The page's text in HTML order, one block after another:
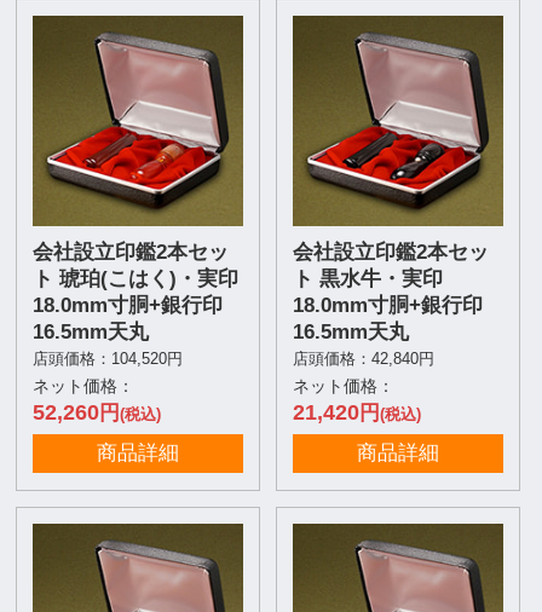
会社設立印鑑2本セッ
ト 琥珀(こはく)・実印
18.0mm寸胴+銀行印
16.5mm天丸
店頭価格：104,520円
ネット価格：
52,260円(税込)
商品詳細
会社設立印鑑2本セッ
ト 黒水牛・実印
18.0mm寸胴+銀行印
16.5mm天丸
店頭価格：42,840円
ネット価格：
21,420円 (税込)
商品詳細